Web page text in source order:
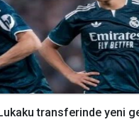
transferinde yeni